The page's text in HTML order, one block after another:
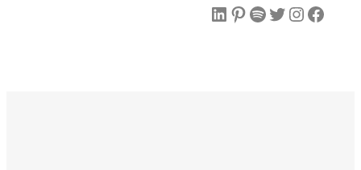
فیس‌بوک اینستاگرم توییتر اسپاتیفای پینترست لینکداین